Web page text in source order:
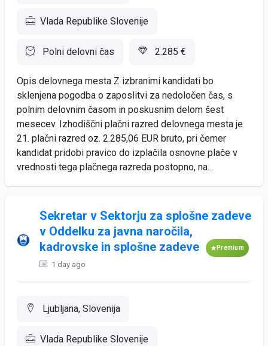
Vlada Republike Slovenije
Polni delovni čas 2.285 €
Opis delovnega mesta Z izbranimi kandidati bo
sklenjena pogodba o zaposlitvi za nedoločen čas, s
polnim delovnim časom in poskusnim delom šest
mesecev. Izhodiščni plačni razred delovnega mesta je
21. plačni razred oz. 2.285,06 EUR bruto, pri čemer
kandidat pridobi pravico do izplačila osnovne plače v
vrednosti tega plačnega razreda postopno, na...
Sekretar v Sektorju za splošne zadeve
v Oddelku za javna naročila,
kadrovske in splošne zadeve
Premium
1 day ago
Ljubljana, Slovenija
Vlada Republike Slovenije